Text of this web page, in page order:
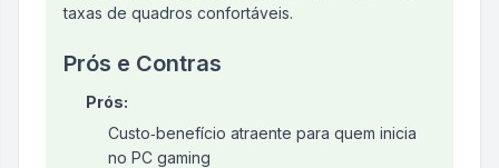
taxas de quadros confortáveis.
Prós e Contras
Prós:
Custo‑benefício atraente para quem inicia
no PC gaming